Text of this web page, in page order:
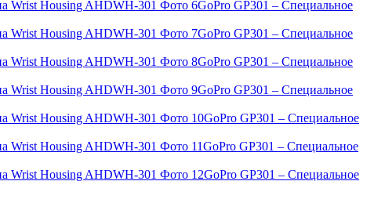
GoPro GP301 – Специальное
GoPro GP301 – Специальное
GoPro GP301 – Специальное
GoPro GP301 – Специальное
GoPro GP301 – Специальное
GoPro GP301 – Специальное
GoPro GP301 – Специальное